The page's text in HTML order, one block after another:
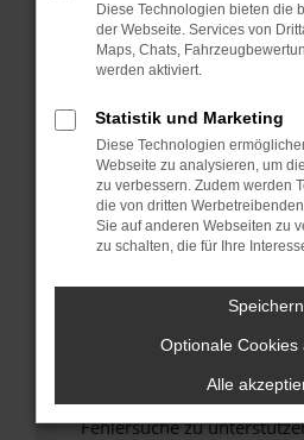
Starte dein Gerät neu.
Das kann manchmal
Probleme zu beheben.
Betriebssystem auf dem
sind.
Veraltete Software birgt
Sicherheitsrisiko, sondern
führen, dass bestimmte
unterstützt werden.
Wende dich an den
Wenn du alle oben
hast, kontaktiere uns bitte.
versuchen, das Problem
uns diesen Text schicken,
Fehlersuche zu
Diese Technologien bieten die
der Webseite. Services von
Maps, Chats,
werden aktiviert.
Statistik und Marketing
Diese Technologien
Webseite zu analysieren, um
zu verbessern. Zudem werden
die von dritten
Sie auf anderen Webseiten zu
zu schalten, die für Ihre
Speichern
Optionale Cookies
Alle